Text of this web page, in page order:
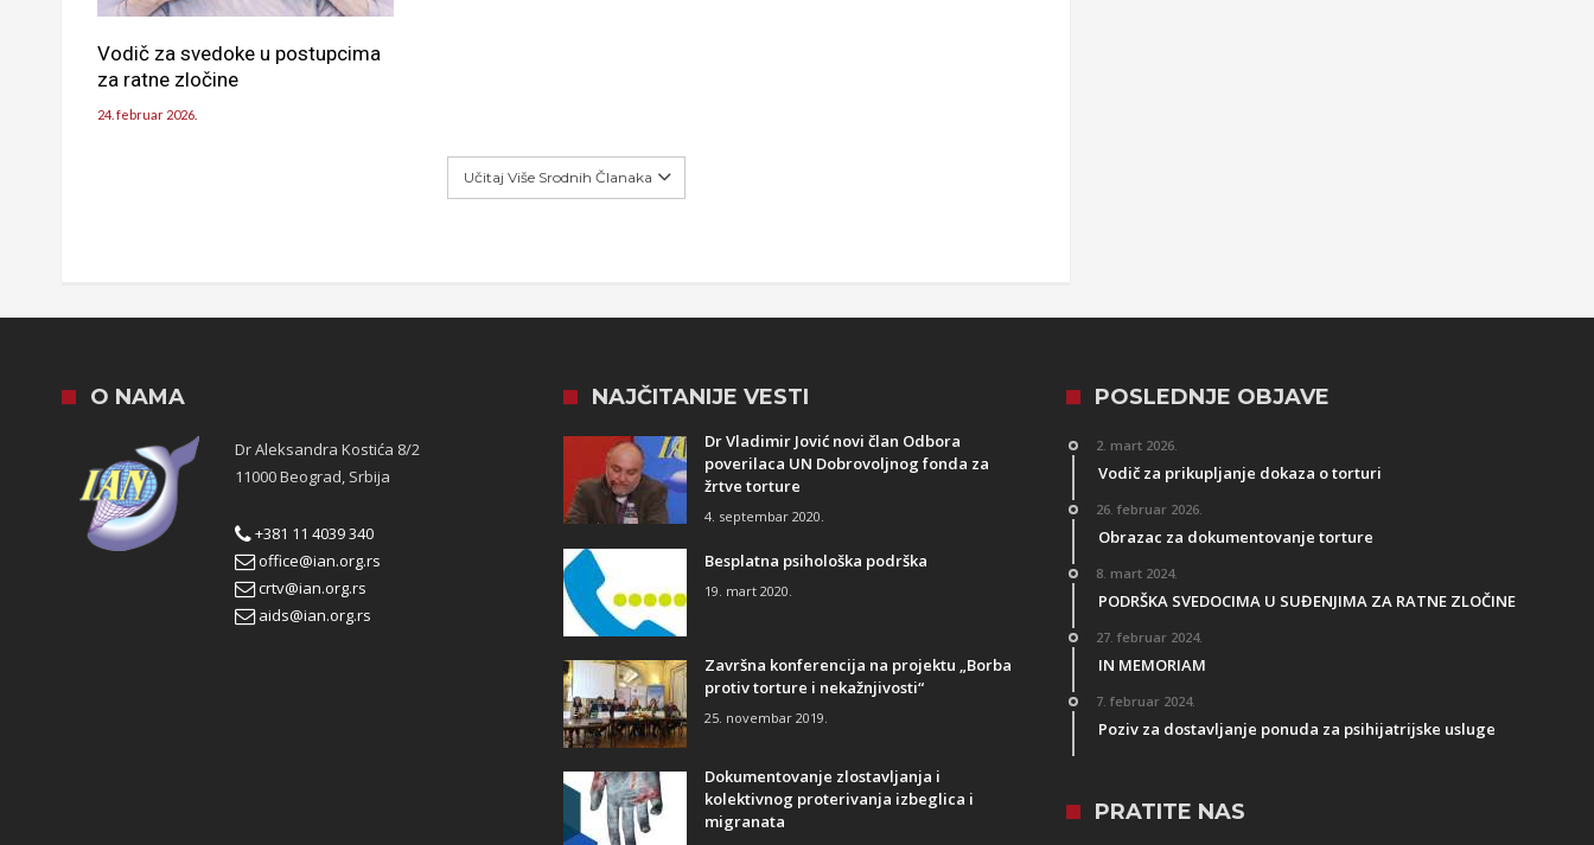
Vodič za svedoke u postupcima
za ratne zločine
24. februar 2026.
Učitaj Više Srodnih Članaka
O NAMA
Dr Aleksandra Kostića 8/2
11000 Beograd, Srbija
+381 11 4039 340
office@ian.org.rs
crtv@ian.org.rs
aids@ian.org.rs
NAJČITANIJE VESTI
Dr Vladimir Jović novi član Odbora
poverilaca UN Dobrovoljnog fonda za
žrtve torture
4. septembar 2020.
Besplatna psihološka podrška
19. mart 2020.
Završna konferencija na projektu „Borba
protiv torture i nekažnjivosti“
25. novembar 2019.
Dokumentovanje zlostavljanja i
kolektivnog proterivanja izbeglica i
migranata
POSLEDNJE OBJAVE
2. mart 2026.
Vodič za prikupljanje dokaza o torturi
26. februar 2026.
Obrazac za dokumentovanje torture
8. mart 2024.
PODRŠKA SVEDOCIMA U SUĐENJIMA ZA RATNE ZLOČINE
27. februar 2024.
IN MEMORIAM
7. februar 2024.
Poziv za dostavljanje ponuda za psihijatrijske usluge
PRATITE NAS